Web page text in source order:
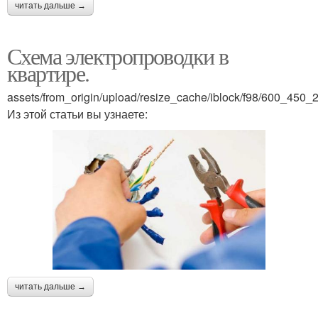
читать дальше →
Схема электропроводки в
квартире.
assets/from_origin/upload/resize_cache/iblock/f98/
Из этой статьи вы узнаете:
читать дальше →